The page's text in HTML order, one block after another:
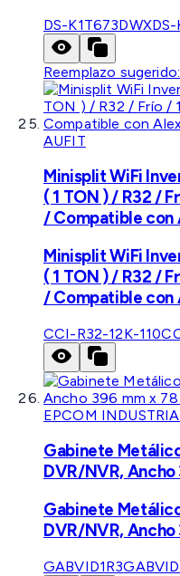
DS-K1T673DWXDS-
Reemplazo sugerido:
AUFIT
Minisplit WiFi
( 1 TON ) / R32 /
/ Compatible con
Minisplit WiFi
( 1 TON ) / R32 /
/ Compatible con
CCI-R32-12K-110
EPCOM
Gabinete
DVR/NVR,
Gabinete
DVR/NVR,
GABVID1R3